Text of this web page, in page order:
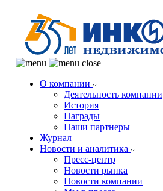
О компании
Деятельность компании
История
Награды
Наши партнеры
Журнал
Новости и аналитика
Пресс-центр
Новости рынка
Новости компании